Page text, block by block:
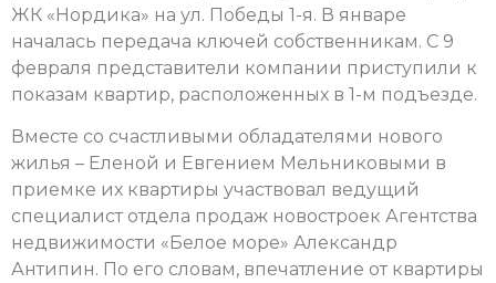
ЖК «Нордика» на ул. Победы 1-я. В январе
началась передача ключей собственникам. С 9
февраля представители компании приступили к
показам квартир, расположенных в 1-м подъезде.
Вместе со счастливыми обладателями нового
жилья – Еленой и Евгением Мельниковыми в
приемке их квартиры участвовал ведущий
специалист отдела продаж новостроек Агентства
недвижимости «Белое море» Александр
Антипин. По его словам, впечатление от квартиры